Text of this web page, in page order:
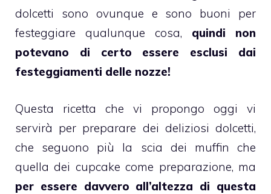
dolcetti sono ovunque e sono buoni per
festeggiare qualunque cosa, quindi non
potevano di certo essere esclusi dai
festeggiamenti delle nozze!
Questa ricetta che vi propongo oggi vi
servirà per preparare dei deliziosi dolcetti,
che seguono più la scia dei muffin che
quella dei cupcake come preparazione, ma
per essere davvero all’altezza di questa